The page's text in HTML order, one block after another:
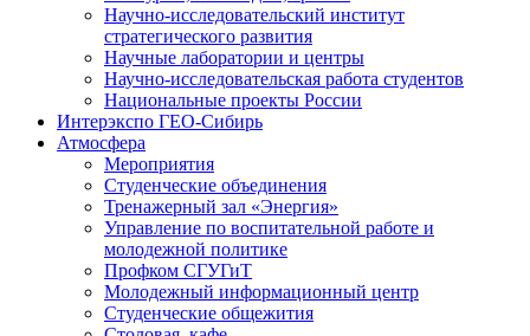
Научно-исследовательский институт
стратегического развития
Научные лаборатории и центры
Научно-исследовательская работа студентов
Национальные проекты России
Интерэкспо ГЕО-Сибирь
Атмосфера
Мероприятия
Студенческие объединения
Тренажерный зал «Энергия»
Управление по воспитательной работе и
молодежной политике
Профком СГУГиТ
Молодежный информационный центр
Студенческие общежития